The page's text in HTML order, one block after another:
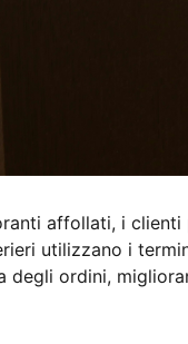
affollati, i
utilizzano i
degli ordini,